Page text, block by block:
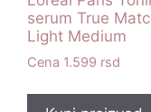
serum True
Light Medium
1.599 rsd